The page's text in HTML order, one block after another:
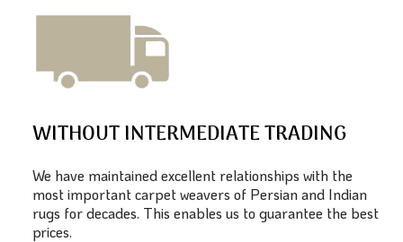
WITHOUT INTERMEDIATE TRADING
We have maintained excellent relationships with the
most important carpet weavers of Persian and Indian
rugs for decades. This enables us to guarantee the best
prices.